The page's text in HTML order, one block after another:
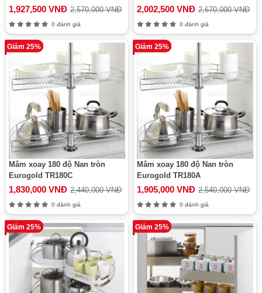
1,927,500 VNĐ 2,570,000 VNĐ
0 đánh giá
2,002,500 VNĐ 2,670,000 VNĐ
0 đánh giá
Giảm 25%
Mâm xoay 180 độ Nan tròn
Eurogold TR180C
1,830,000 VNĐ 2,440,000 VNĐ
0 đánh giá
Giảm 25%
Mâm xoay 180 độ Nan tròn
Eurogold TR180A
1,905,000 VNĐ 2,540,000 VNĐ
0 đánh giá
Giảm 25% Giảm 25%